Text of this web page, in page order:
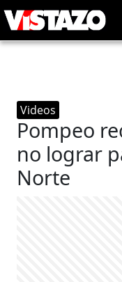
Videos
Pompeo
no lograr
Norte